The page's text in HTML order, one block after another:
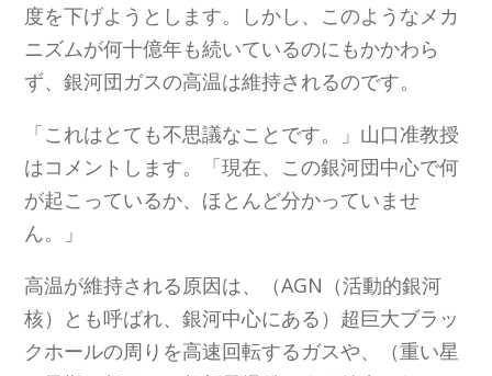
度を下げようとします。しかし、このようなメカ
ニズムが何十億年も続いているのにもかかわら
ず、銀河団ガスの高温は維持されるのです。
「これはとても不思議なことです。」山口准教授
はコメントします。「現在、この銀河団中心で何
が起こっているか、ほとんど分かっていませ
ん。」
高温が維持される原因は、（AGN（活動的銀河
核）とも呼ばれ、銀河中心にある）超巨大ブラッ
クホールの周りを高速回転するガスや、（重い星